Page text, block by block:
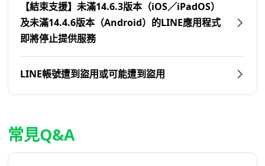
【結束支援】未滿14.6.3版本（iOS／iPadOS）
及未滿14.4.6版本（Android）的LINE應用程式
即將停止提供服務
LINE帳號遭到盜用或可能遭到盜用
常見Q&A